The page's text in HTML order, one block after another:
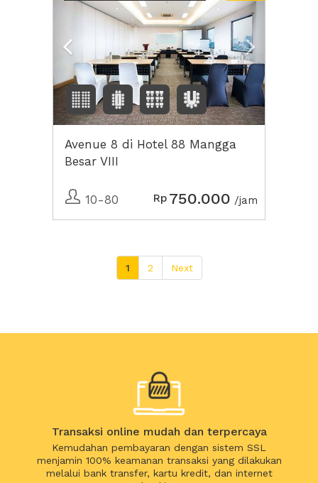
Avenue 8 di Hotel 88 Mangga
Besar VIII
10-80 Rp 750.000 /jam
1 2 Next
Transaksi online mudah dan terpercaya
Kemudahan pembayaran dengan sistem SSL
menjamin 100% keamanan transaksi yang dilakukan
melalui bank transfer, kartu kredit, dan internet